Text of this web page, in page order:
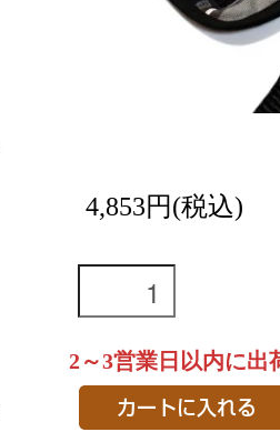
4,853円(税込)
2～3営業日以内に出